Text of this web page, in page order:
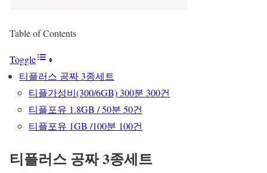
Table of Contents
Toggle
티플러스 공짜 3종세트
티플가성비(300/6GB) 300분 300건
티플포유 1.8GB / 50분 50건
티플포유 1GB /100분 100건
티플러스 공짜 3종세트